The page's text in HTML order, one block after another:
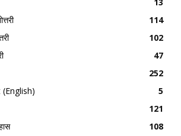
114
102
47
252
5
121
108